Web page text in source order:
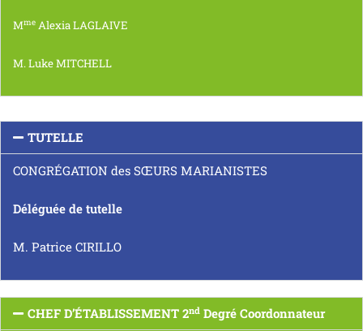
Mme Alexia LAGLAIVE
M. Luke MITCHELL
TUTELLE
CONGRÉGATION des SŒURS MARIANISTES
Déléguée de tutelle
M. Patrice CIRILLO
CHEF D’ÉTABLISSEMENT 2nd Degré Coordonnateur